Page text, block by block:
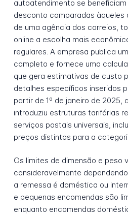
autoatendimento se
desconto comparadas àqueles
de uma agência dos correios,
online a escolha mais
regulares. A empresa publica
completo e fornece uma
que gera estimativas de custo
detalhes específicos inseridos
partir de 1º de janeiro de 2025,
introduziu estruturas tarifárias
serviços postais universais,
preços distintos para a
Os limites de dimensão e peso
consideravelmente
a remessa é doméstica ou
e pequenas encomendas são
enquanto encomendas